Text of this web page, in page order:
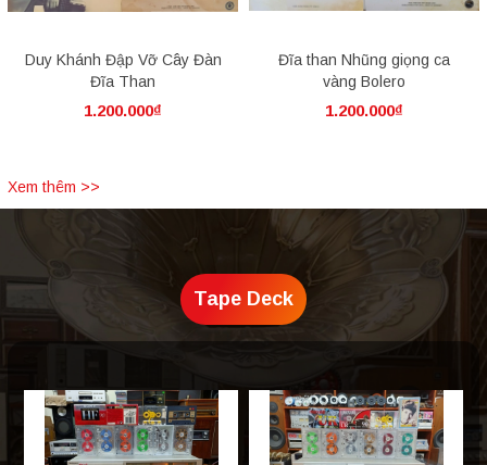
Duy Khánh Đập Vỡ Cây Đàn
Đĩa Than
1.200.000₫
Đĩa than Nhũng giọng ca
vàng Bolero
1.200.000₫
Xem thêm >>
Tape Deck